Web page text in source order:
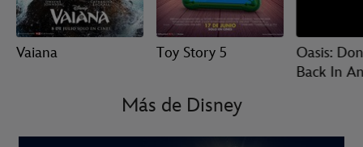
Vaiana Toy Story 5
Oasis:
Back In
Más de Disney